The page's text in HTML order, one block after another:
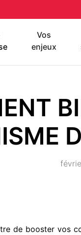
Vos
enjeux
de booster vos